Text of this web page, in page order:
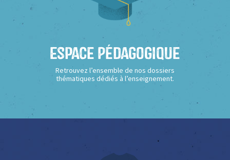
Espace Pédagogique
Retrouvez l’ensemble de nos dossiers
thématiques dédiés à l’enseignement.